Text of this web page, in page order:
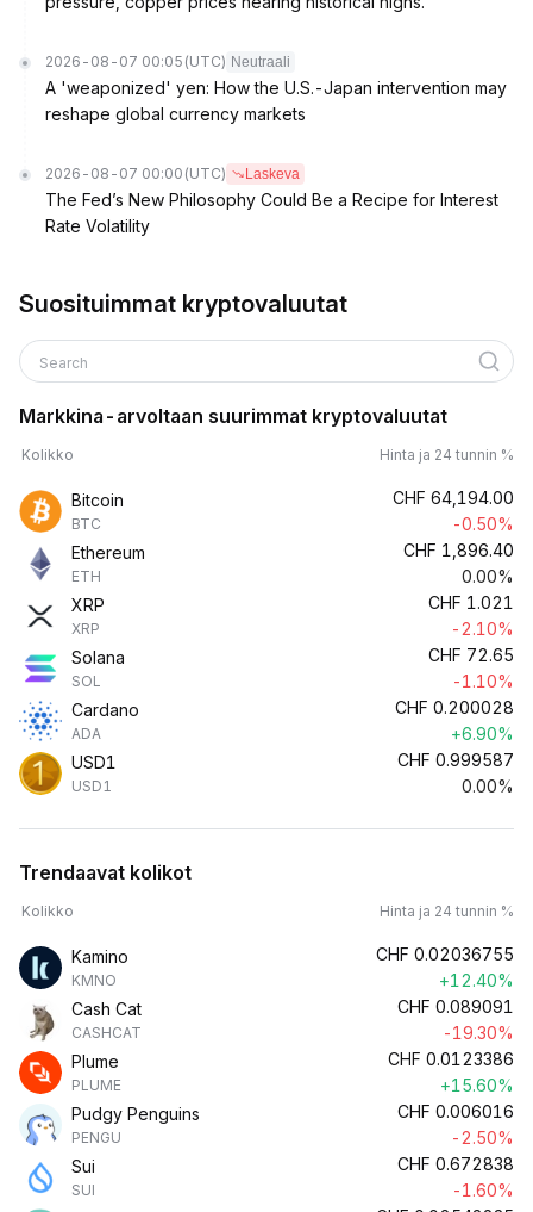
2026-08-07 00:05 (UTC) Neutraali
A 'weaponized' yen: How the U.S.-Japan intervention may
reshape global currency markets
2026-08-07 00:00 (UTC) Laskeva
The Fed’s New Philosophy Could Be a Recipe for Interest
Rate Volatility
Suosituimmat kryptovaluutat
Search
Markkina-arvoltaan suurimmat kryptovaluutat
Kolikko Hinta ja 24 tunnin %
Bitcoin
BTC
CHF 64,194.00
-0.50%
Ethereum
ETH
CHF 1,896.40
0.00%
XRP
XRP
CHF 1.021
-2.10%
Solana
SOL
CHF 72.65
-1.10%
Cardano
ADA
CHF 0.200028
+6.90%
USD1
USD1
CHF 0.999587
0.00%
Trendaavat kolikot
Kolikko Hinta ja 24 tunnin %
Kamino
KMNO
CHF 0.02036755
+12.40%
Cash Cat
CASHCAT
CHF 0.089091
-19.30%
Plume
PLUME
CHF 0.0123386
+15.60%
Pudgy Penguins
PENGU
CHF 0.006016
-2.50%
Sui
SUI
CHF 0.672838
-1.60%